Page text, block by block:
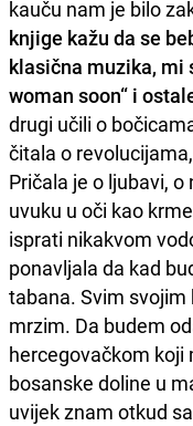
kauču nam je bilo
knjige kažu da se
klasična muzika, mi
woman soon“ i
drugi učili o
čitala o
Pričala je o ljubavi,
uvuku u oči kao
isprati nikakvom
ponavljala da kad
tabana. Svim svojim
mrzim. Da budem
hercegovačkom koji
bosanske doline u
uvijek znam otkud